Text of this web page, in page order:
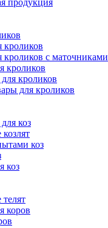
продукция
кроликов
кроликов с маточниками
кроликов
кроликов
для кроликов
коз
коз
коз
коров